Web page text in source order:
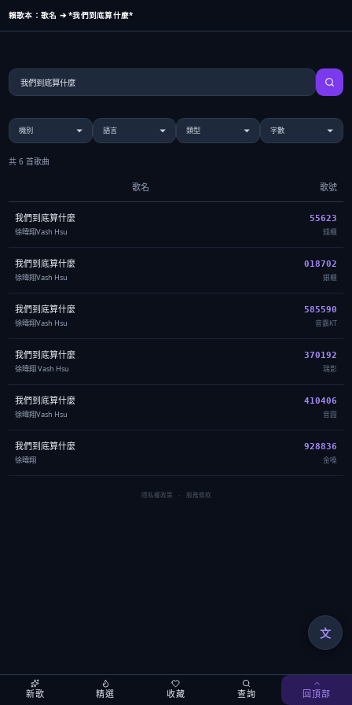
賴歌本：歌名 ➔ *我們到底算什麼*
共 6 首歌曲
歌名 歌號
我們到底算什麼
徐暐翔Vash Hsu
55623
錢櫃
我們到底算什麼
徐暐翔Vash Hsu
018702
銀櫃
我們到底算什麼
徐暐翔Vash Hsu
585590
音霸KT
我們到底算什麼
徐暐翔 Vash Hsu
370192
瑞影
我們到底算什麼
徐暐翔Vash Hsu
410406
音圓
我們到底算什麼
徐暐翔
928836
金嗓
新歌 精選 收藏 查詢 回頂部
隱私權政策 · 服務條款
文